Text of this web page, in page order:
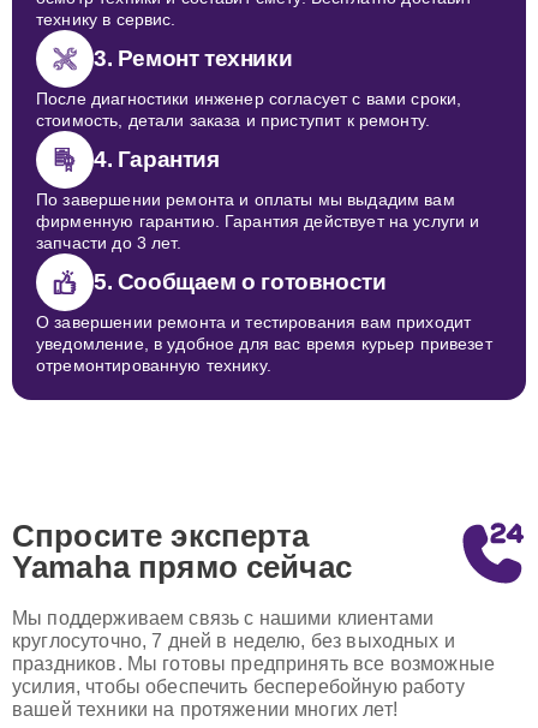
технику в сервис.
3. Ремонт техники
После диагностики инженер согласует с вами сроки,
стоимость, детали заказа и приступит к ремонту.
4. Гарантия
По завершении ремонта и оплаты мы выдадим вам
фирменную гарантию. Гарантия действует на услуги и
запчасти до 3 лет.
5. Сообщаем о готовности
О завершении ремонта и тестирования вам приходит
уведомление, в удобное для вас время курьер привезет
отремонтированную технику.
Спросите эксперта
Yamaha прямо сейчас
Мы поддерживаем связь с нашими клиентами
круглосуточно, 7 дней в неделю, без выходных и
праздников. Мы готовы предпринять все возможные
усилия, чтобы обеспечить бесперебойную работу
вашей техники на протяжении многих лет!